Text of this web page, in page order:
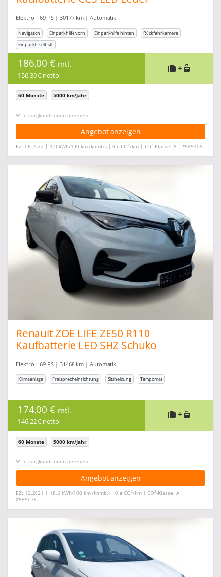
Elektro | 69 PS | 30177 km | Automatik
Navigation Einparkhilfe vorn Einparkhilfe hinten
Rückfahrkamera
Einparkh. selbstl.
186,00 € mtl.
156,30 € netto
+
60 Monate 5000 km/Jahr
Leasingkonditionen ein-/ausblenden
Angebot anzeigen
EZ: 06.2022 | 1,0 kWh/100 km (komb.) | 0 g CO2/km | CO2-Klasse: A | #585409
Renault ZOE LIFE ZE50 R110
Kaufbatterie LED SHZ Schuko
Elektro | 69 PS | 31468 km | Automatik
Klimaanlage Freisprecheinrichtung Sitzheizung Tempomat
174,00 € mtl.
146,22 € netto
+
60 Monate 5000 km/Jahr
Leasingkonditionen ein-/ausblenden
Angebot anzeigen
EZ: 12.2021 | 18,5 kWh/100 km (komb.) | 0 g CO2/km | CO2-Klasse: A |
#585078